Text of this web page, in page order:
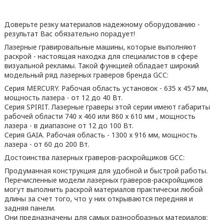
Доверьте резку материалов надежному оборудованию -
результат Вас обязательно порадует!
Лазерные гравировальные машины, которые выполняют
раскрой - настоящая находка для специалистов в сфере
визуальной рекламы. Такой функцией обладает широкий
модельный ряд лазерных граверов бренда GCC:
Серия MERCURY. Рабочая область установок - 635 х 457 мм,
мощность лазера - от 12 до 40 Вт.
Серия SPIRIT. Лазерные граверы этой серии имеют габариты
рабочей области 740 х 460 или 860 х 610 мм , мощность
лазера - в диапазоне от 12 до 100 Вт.
Серия GAIA. Рабочая область - 1300 х 916 мм, мощность
лазера - от 60 до 200 Вт.
Достоинства лазерных граверов-раскройщиков GCC:
Продуманная конструкция для удобной и быстрой работы.
Перечисленные модели лазерных граверов-раскройщиков
могут выполнить раскрой материалов практически любой
длины за счет того, что у них открываются передняя и
задняя панели.
Они предназначены для самых разнообразных материалов: